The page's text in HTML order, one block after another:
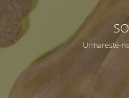
Urmareste-